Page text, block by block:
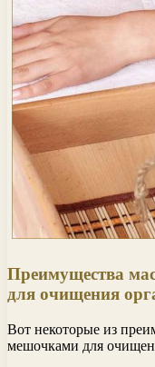
Преимущества
для очищения
Вот некоторые из
мешочками для